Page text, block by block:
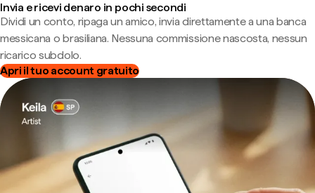
Invia e ricevi denaro in pochi secondi
Dividi un conto, ripaga un amico, invia direttamente a una banca
messicana o brasiliana. Nessuna commissione nascosta, nessun
ricarico subdolo.
Apri il tuo account gratuito